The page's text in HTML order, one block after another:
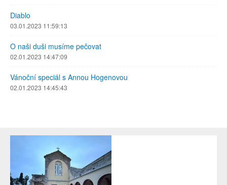
Diablo
03.01.2023 11:59:13
O naši duši musíme pečovat
02.01.2023 14:47:09
Vánoční speciál s Annou Hogenovou
02.01.2023 14:45:43